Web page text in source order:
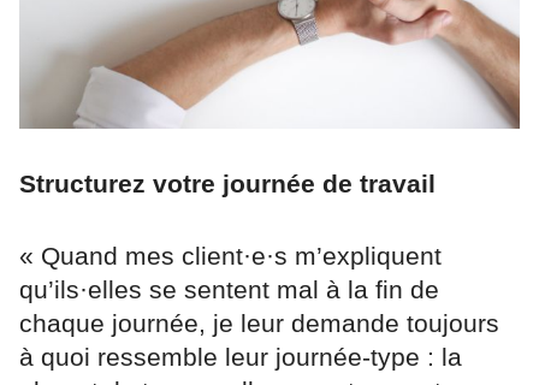
Structurez votre journée de travail
« Quand mes client·e·s m’expliquent
qu’ils·elles se sentent mal à la fin de
chaque journée, je leur demande toujours
à quoi ressemble leur journée-type : la